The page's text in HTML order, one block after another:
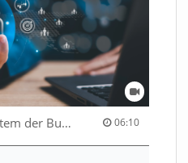
Das optimierte Lohnsystem der Bundesverwaltung 06:10